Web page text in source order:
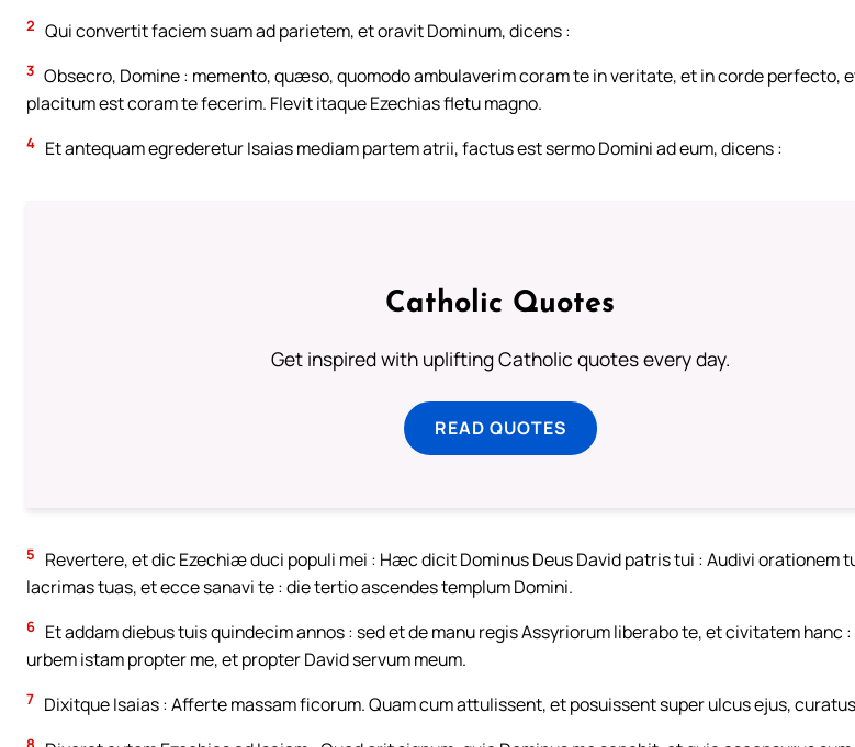
2 Qui convertit faciem suam ad parietem, et oravit Dominum, dicens :
3 Obsecro, Domine : memento, quæso, quomodo ambulaverim coram te in veritate, et in corde perfecto,
placitum est coram te fecerim. Flevit itaque Ezechias fletu magno.
4 Et antequam egrederetur Isaias mediam partem atrii, factus est sermo Domini ad eum, dicens :
Catholic Quotes
Get inspired with uplifting Catholic quotes every day.
READ QUOTES
5
Revertere, et dic Ezechiæ duci populi mei : Hæc dicit Dominus Deus David patris tui : Audivi orationem
lacrimas tuas, et ecce sanavi te : die tertio ascendes templum Domini.
6 Et addam diebus tuis quindecim annos : sed et de manu regis Assyriorum liberabo te, et civitatem hanc
urbem istam propter me, et propter David servum meum.
7 Dixitque Isaias : Afferte massam ficorum. Quam cum attulissent, et posuissent super ulcus ejus,